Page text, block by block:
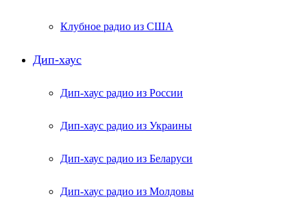
Клубное радио из США
Дип-хаус
Дип-хаус радио из России
Дип-хаус радио из Украины
Дип-хаус радио из Беларуси
Дип-хаус радио из Молдовы